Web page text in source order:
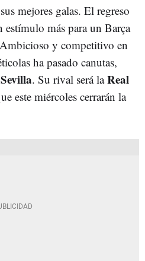
mejores galas. El regreso
más para un Barça
y competitivo en
ha pasado canutas,
Sevilla. Su rival será laReal
este miércoles cerrarán la